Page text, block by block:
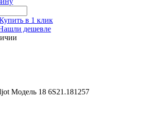
в 1 клик
дешевле
Модель 18 6S21.181257